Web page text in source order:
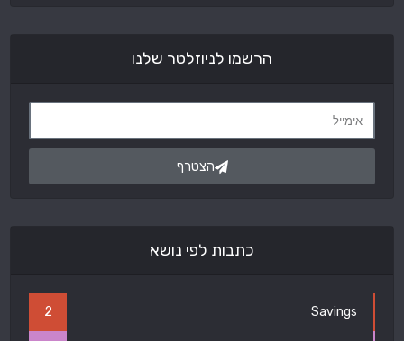
הרשמו לניוזלטר שלנו
הצטרף
כתבות לפי נושא
Savings
2